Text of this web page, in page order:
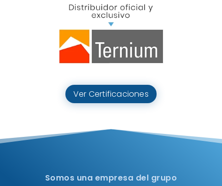
Ver Certificaciones
Somos una empresa del grupo